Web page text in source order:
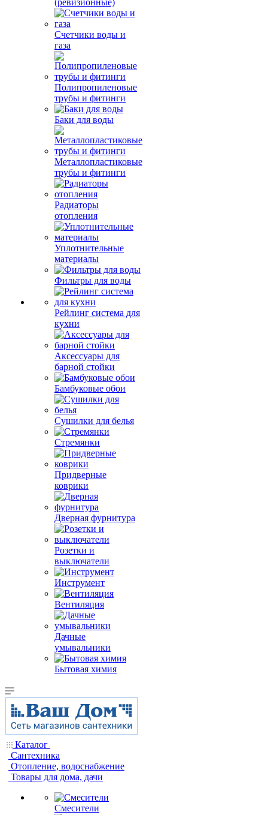
(ревизионные)
Счетчики воды и
газа
Полипропиленовые
трубы и фитинги
Баки для воды
Металлопластиковые
трубы и фитинги
Радиаторы
отопления
Уплотнительные
материалы
Фильтры для воды
Рейлинг система для
кухни
Аксессуары для
барной стойки
Бамбуковые обои
Сушилки для белья
Стремянки
Придверные
коврики
Дверная фурнитура
Розетки и
выключатели
Инструмент
Вентиляция
Дачные
умывальники
Бытовая химия
Каталог
Сантехника
Отопление, водоснабжение
Товары для дома, дачи
Смесители